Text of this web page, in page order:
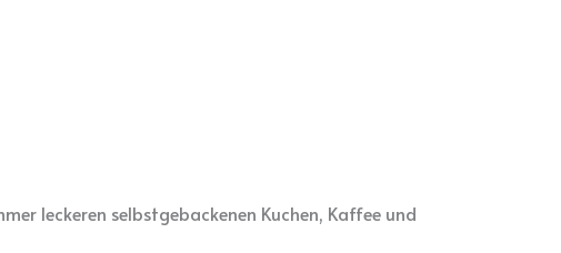
leckeren selbstgebackenen Kuchen, Kaffee und